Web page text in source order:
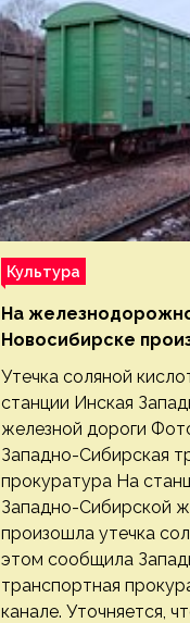
Культура
На
Новосибирске
соляной кислоты
Утечка соляной
станции Инская
железной дороги
Западно-Сибирская
прокуратура На
Западно-Сибирской
произошла утечка
этом сообщила
транспортная
канале. Уточняется,